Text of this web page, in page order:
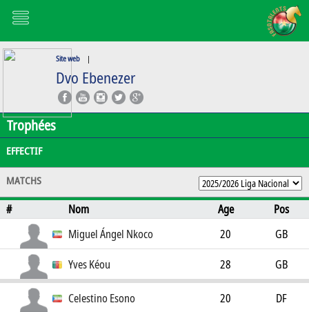
Site web |
Dvo Ebenezer
Trophées
EFFECTIF
MATCHS
# Nom Age
Pos
Miguel Ángel Nkoco
20
GB
Yves Kéou
28 GB
Celestino Esono 20
DF